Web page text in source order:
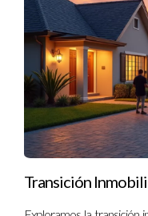
Estudio de caso 3
Finalmente, un amigo
cuenta que su anterior
herramientas
mercado actual. Tras
elegir un nuevo broker
inmobiliaria, notó
FAQ
Transición